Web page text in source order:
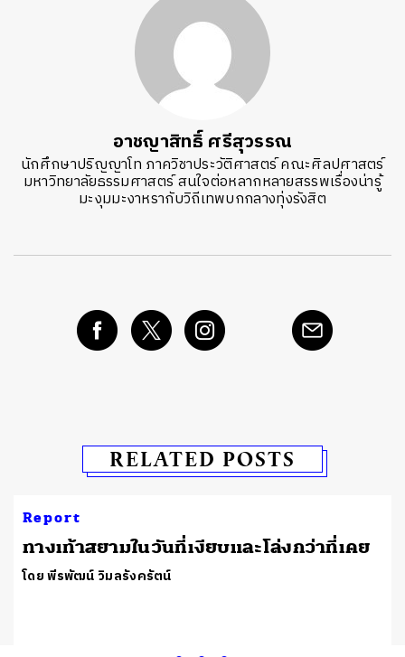
อาชญาสิทธิ์ ศรีสุวรรณ
นักศึกษาปริญญาโท ภาควิชาประวัติศาสตร์ คณะศิลปศาสตร์
มหาวิทยาลัยธรรมศาสตร์ สนใจต่อหลากหลายสรรพเรื่องน่ารู้
มะงุมมะงาหรากับวิถีเทพบกกลางทุ่งรังสิต
RELATED POSTS
Report
ทางเท้าสยามในวันที่เงียบและโล่งกว่าที่เคย
โดย พีรพัฒน์ วิมลรังครัตน์